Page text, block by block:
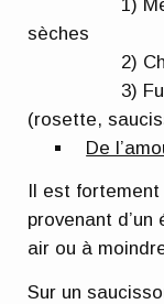
1) Menu
sèches
2)
3) Fuseau
(rosette,
De
Il est
provenant
air ou à
Sur un